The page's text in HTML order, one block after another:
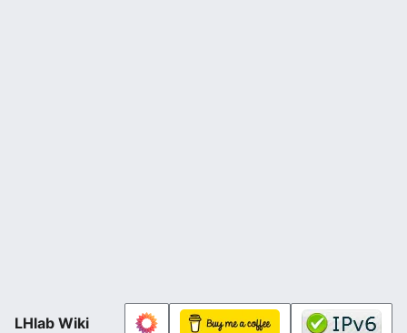
LHlab Wiki